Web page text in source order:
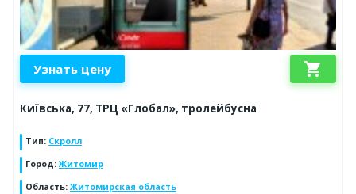
Узнать цену shopping_cart
Київська, 77, ТРЦ «Глобал», тролейбусна
Тип: Скролл
Город: Житомир
Область: Житомирская область